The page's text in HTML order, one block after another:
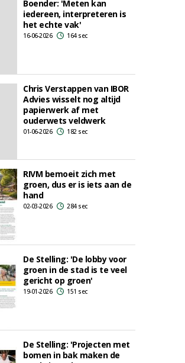
Boender: 'Meten kan
iedereen, interpreteren is
het echte vak'
16-06-2026 164 sec
Chris Verstappen van IBOR
Advies wisselt nog altijd
papierwerk af met
ouderwets veldwerk
01-06-2026 182 sec
RIVM bemoeit zich met
groen, dus er is iets aan de
hand
02-03-2026 284 sec
De Stelling: 'De lobby voor
groen in de stad is te veel
gericht op groen'
19-01-2026 151 sec
De Stelling: 'Projecten met
bomen in bak maken de